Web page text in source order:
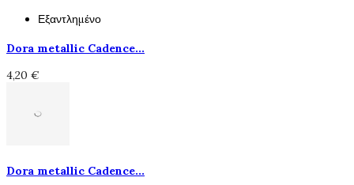
Εξαντλημένο
Dora metallic Cadence...
4,20 €
Dora metallic Cadence...